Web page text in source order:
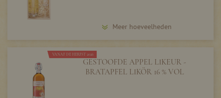
Meer hoeveelheden
VANAF DE HERFST 2026
GESTOOFDE APPEL LIKEUR -
BRATAPFEL LIKÖR 16 % VOL